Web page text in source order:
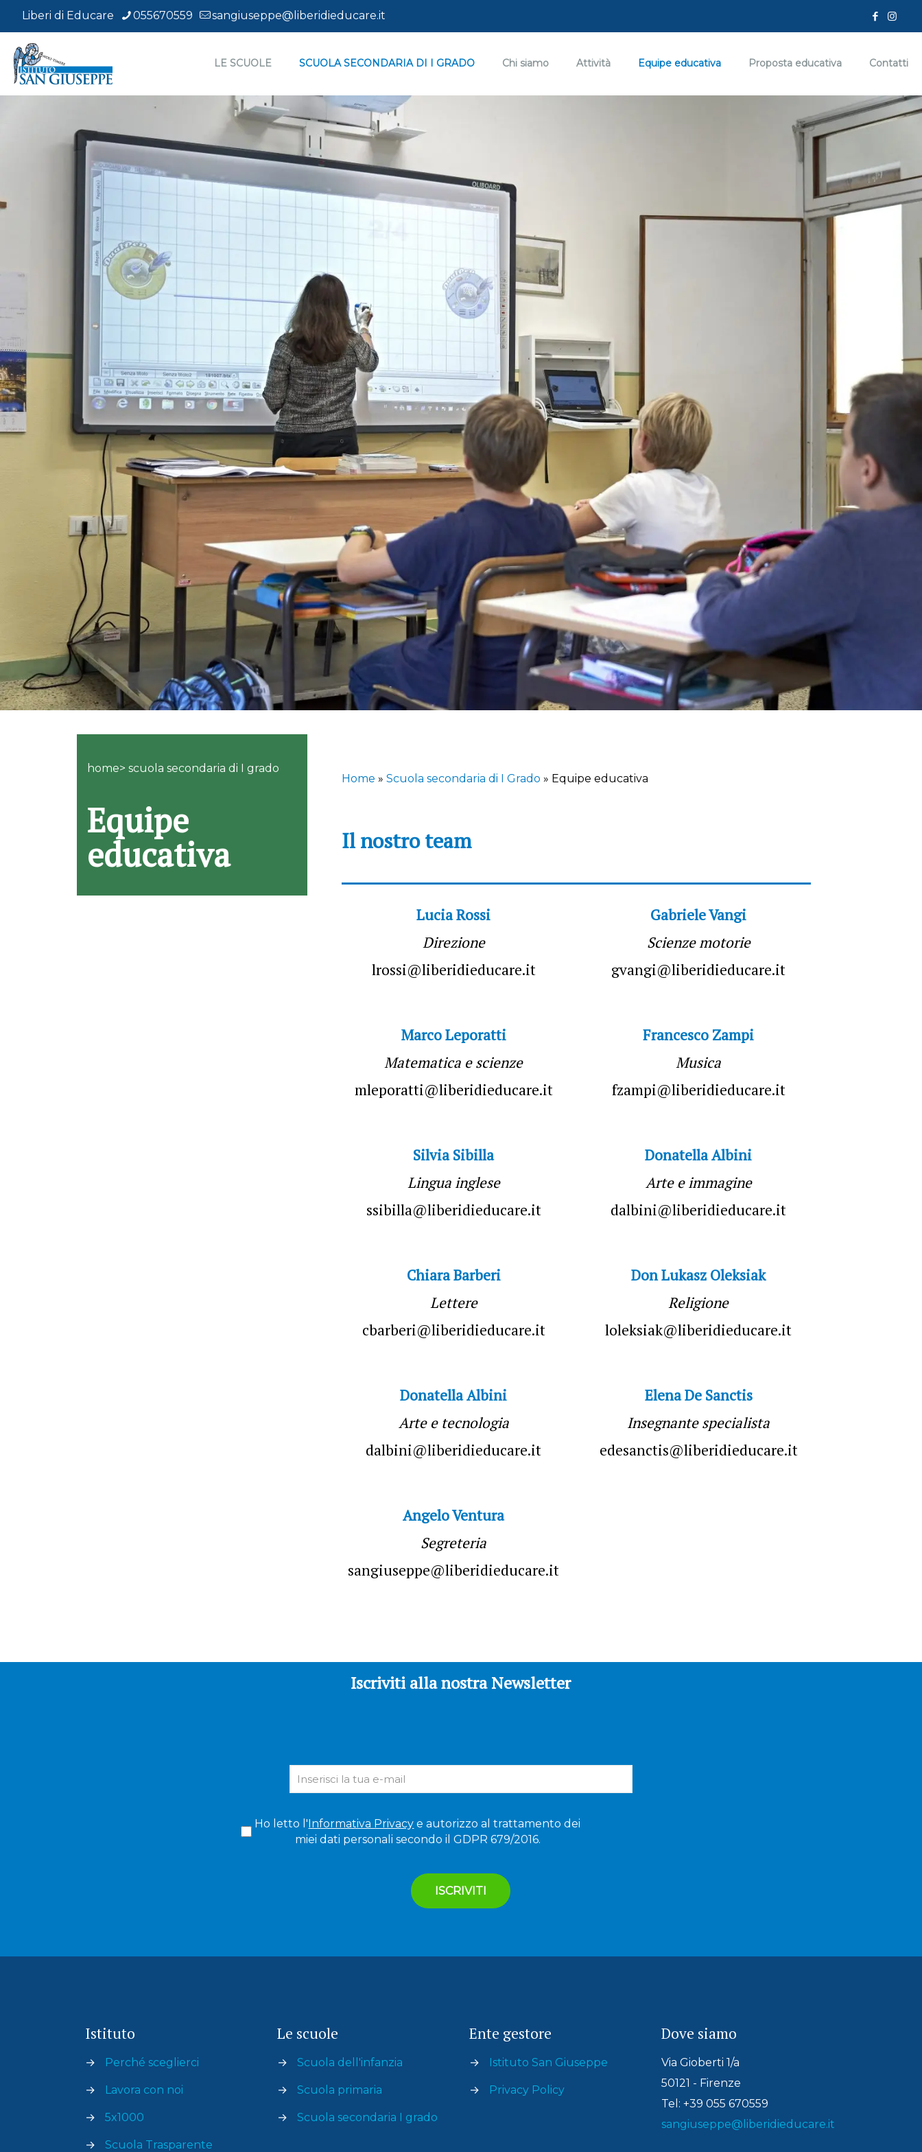
Liberi di Educare 055670559 sangiuseppe@liberidieducare.it
LE SCUOLE SCUOLA SECONDARIA DI I GRADO Chi siamo Attività Equipe educativa Proposta educativa Contatti
home> scuola secondaria di I grado
Equipe
educativa
Home » Scuola secondaria di I Grado » Equipe educativa
Il nostro team
Lucia Rossi
Direzione
lrossi@liberidieducare.it
Gabriele Vangi
Scienze motorie
gvangi@liberidieducare.it
Marco Leporatti
Matematica e scienze
mleporatti@liberidieducare.it
Francesco Zampi
Musica
fzampi@liberidieducare.it
Silvia Sibilla
Lingua inglese
ssibilla@liberidieducare.it
Donatella Albini
Arte e immagine
dalbini@liberidieducare.it
Chiara Barberi
Lettere
cbarberi@liberidieducare.it
Don Lukasz Oleksiak
Religione
loleksiak@liberidieducare.it
Donatella Albini
Arte e tecnologia
dalbini@liberidieducare.it
Elena De Sanctis
Insegnante specialista
edesanctis@liberidieducare.it
Angelo Ventura
Segreteria
sangiuseppe@liberidieducare.it
Iscriviti alla nostra Newsletter
Ho letto l'Informativa Privacy e autorizzo al trattamento dei
miei dati personali secondo il GDPR 679/2016.
Istituto
→ Perché sceglierci
→ Lavora con noi
→ 5x1000
→ Scuola Trasparente
Le scuole
→ Scuola dell'infanzia
→ Scuola primaria
→ Scuola secondaria I grado
Ente gestore
→ Istituto San Giuseppe
→ Privacy Policy
Dove siamo
Via Gioberti 1/a
50121 - Firenze
Tel: +39 055 670559
sangiuseppe@liberidieducare.it